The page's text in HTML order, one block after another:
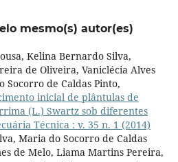
mesmo(s) autor(es)
Kelina Bernardo Silva,
de Oliveira, Vaniclécia Alves
Socorro de Caldas Pinto,
inicial de plântulas de
(L.) Swartz sob diferentes
Técnica : v. 35 n. 1 (2014)
Maria do Socorro de Caldas
de Melo, Liama Martins Pereira,